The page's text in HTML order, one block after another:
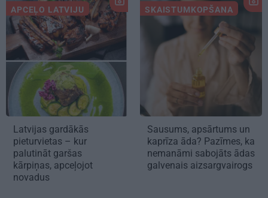
APCEĻO LATVIJU
Latvijas gardākās
pieturvietas – kur
palutināt garšas
kārpiņas, apceļojot
novadus
SKAISTUMKOPŠANA
Sausums, apsārtums un
kaprīza āda? Pazīmes, ka
nemanāmi sabojāts ādas
galvenais aizsargvairogs